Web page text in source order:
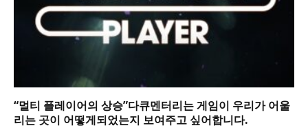
“멀티 플레이어의 상승”다큐멘터리는 게임이 우리가 어울
리는 곳이 어떻게되었는지 보여주고 싶어합니다.